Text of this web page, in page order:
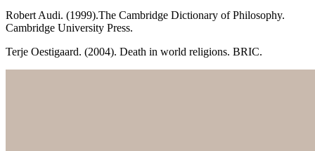
Robert Audi. (1999).The Cambridge Dictionary of Philosophy.
Cambridge University Press.
Terje Oestigaard. (2004). Death in world religions. BRIC.